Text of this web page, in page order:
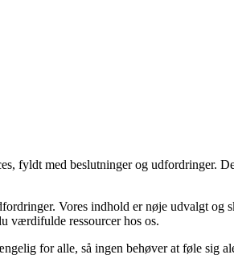
fyldt med beslutninger og udfordringer.
Vores indhold er nøje udvalgt og
værdifulde ressourcer hos os.
for alle, så ingen behøver at føle sig